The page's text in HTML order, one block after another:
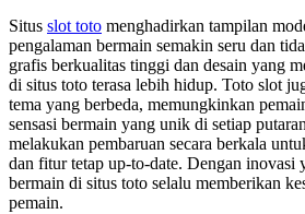
Situs slot toto menghadirkan tampilan
pengalaman bermain semakin seru dan
grafis berkualitas tinggi dan desain yang
di situs toto terasa lebih hidup. Toto slot
tema yang berbeda, memungkinkan
sensasi bermain yang unik di setiap
melakukan pembaruan secara berkala
dan fitur tetap up-to-date. Dengan inovasi
bermain di situs toto selalu memberikan
pemain.